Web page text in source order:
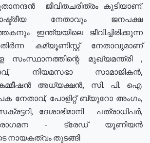
ജീവിതചരിത്രം കൂടിയാണ്.
നേതാവും ജനപക്ഷ
ഇന്ത്യയിലെ ജീവിച്ചിരിക്കുന്ന
കമ്യൂണിസ്റ്റ് നേതാവുമാണ്
സംസ്ഥാനത്തിന്റെ മുഖ്യമന്ത്രി ,
നിയമസഭാ സാമാജികൻ,
കമ്മീഷൻ അധ്യക്ഷൻ, സി. പി. ഐ.
നേതാവ്, പോളിറ്റ് ബ്യുറോ അംഗം,
ദേശാഭിമാനി പത്രാധിപർ,
- ട്രേഡ് യൂണിയൻ
നായകത്വം തുടങ്ങി